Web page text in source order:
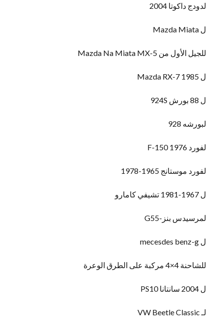
لدودج داكوتا 2004
ل Mazda Miata
للجيل الأول من Mazda Na Miata MX-5
ل Mazda RX-7 1985
ل 88 بورش 924S
لبورشه 928
لفورد F-150 1976
لفورد موستانج 1965-1978
ل 1967-1981 تشيفي كامارو
لمرسيدس بنز-G55
ل mecesdes benz-g
للشاحنة 4×4 مركبة على الطرق الوعرة
ل 2004 سانتانا PS10
لـ VW Beetle Classic